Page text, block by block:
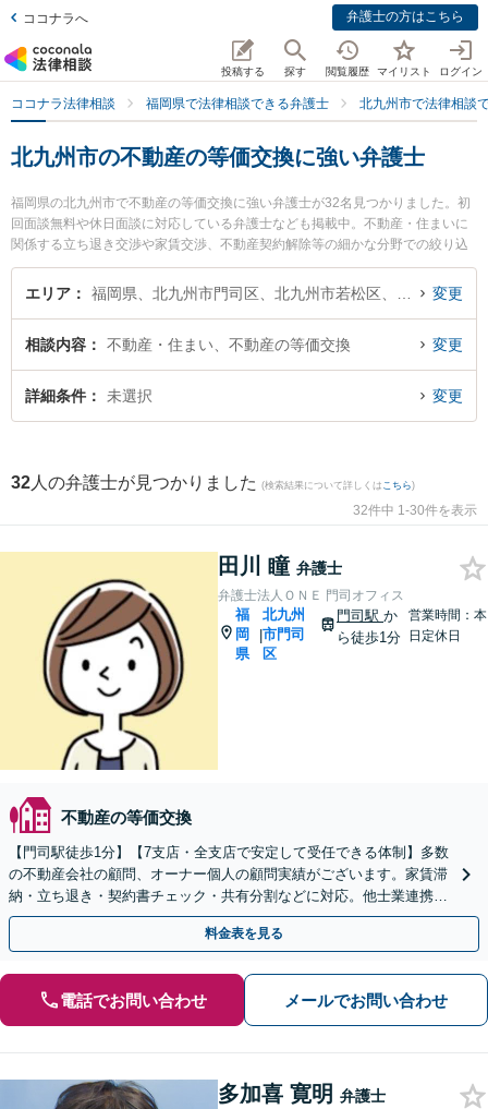
ココナラへ 弁護士の方はこちら
投稿する 探す 閲覧履歴 マイリスト ログイン
ココナラ法律相談 福岡県で法律相談できる弁護士 北九州市で法律相談
北九州市の不動産の等価交換に強い弁護士
福岡県の北九州市で不動産の等価交換に強い弁護士が32名見つかりました。初
回面談無料や休日面談に対応している弁護士なども掲載中。不動産・住まいに
関係する立ち退き交渉や家賃交渉、不動産契約解除等の細かな分野での絞り込
み検索もでき便利です。特に弁護士法人ＯＮＥ 門司オフィスの田川 瞳弁護士や
清風法律事務所の多加喜 寛明弁護士、弁護士法人大手町法律事務所 北九州ヘッ
ブルを今すぐに弁護士に相談したい』『不動産の等価交換のトラブル解決の実
績豊富な近くの弁護士を検索したい』『初回相談無料で不動産の等価交換を法
律相談できる北九州市内の弁護士に相談予約したい』などでお困りの相談者さ
エリア 変更
相談内容 不動産・住まい、不動産の等価交換 変更
詳細条件 未選択 変更
32 人の弁護士が見つかりました (検索結果について詳しくは こちら)
32件中 1-30件を表示
田川 瞳 弁護士
弁護士法人ＯＮＥ 門司オフィス
福
岡
県
|
北九州
市門司
区
門司駅 か
ら徒歩1分
営業時間：本
日定休日
不動産の等価交換
【門司駅徒歩1分】【7支店・全支店で安定して受任できる体制】多数
の不動産会社の顧問、オーナー個人の顧問実績がございます。家賃滞
納・立ち退き・契約書チェック・共有分割などに対応。他士業連携の
トータルサポート
料金表を見る
電話でお問い合わせ メールでお問い合わせ
多加喜 寛明 弁護士